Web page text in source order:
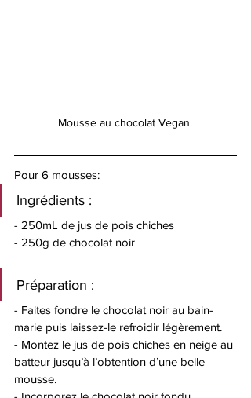
Mousse au chocolat Vegan
Pour 6 mousses:
Ingrédients :
- 250mL de jus de pois chiches
- 250g de chocolat noir
Préparation :
- Faites fondre le chocolat noir au bain-
marie puis laissez-le refroidir légèrement.
- Montez le jus de pois chiches en neige au
batteur jusqu’à l’obtention d’une belle
mousse.